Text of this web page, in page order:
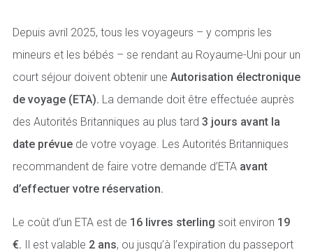
Depuis avril 2025, tous les voyageurs – y compris les
mineurs et les bébés – se rendant au Royaume-Uni pour un
court séjour doivent obtenir une Autorisation électronique
de voyage (ETA). La demande doit être effectuée auprès
des Autorités Britanniques au plus tard 3 jours avant la
date prévue de votre voyage. Les Autorités Britanniques
recommandent de faire votre demande d’ETA avant
d’effectuer votre réservation.
Le coût d’un ETA est de 16 livres sterling soit environ 19
€. Il est valable 2 ans, ou jusqu’à l’expiration du passeport